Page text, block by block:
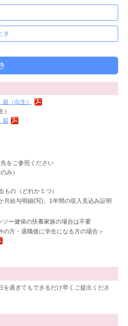
き
（出生）
）
届
先をご参照ください
み）
もの（どれか１つ）
給与明細(写)、1年間の収入見込み証明
健保の扶養家族の場合は不要
方・退職後に学生になる方の場合＞
過ぎてもできるだけ早くご提出くださ